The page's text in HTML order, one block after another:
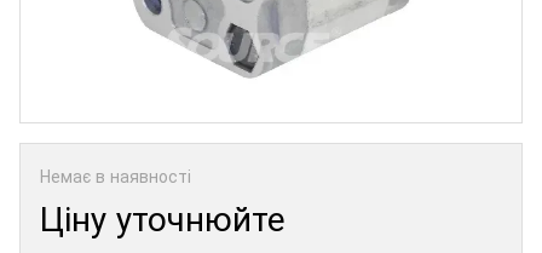
Немає в наявності
Ціну уточнюйте